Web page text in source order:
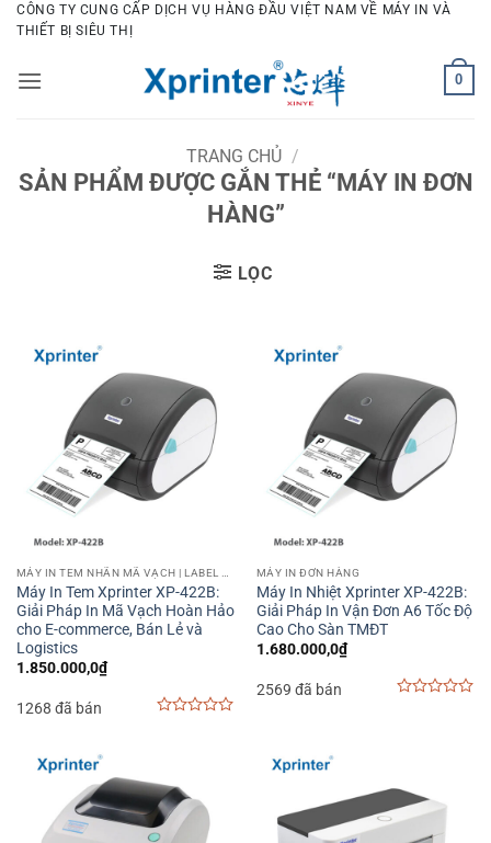
Bỏ
qua
dung
CÔNG TY CUNG CẤP DỊCH VỤ HÀNG ĐẦU VIỆT NAM VỀ MÁY IN VÀ
THIẾT BỊ SIÊU THỊ
0
TRANG CHỦ /
SẢN PHẨM ĐƯỢC GẮN THẺ “MÁY IN ĐƠN
HÀNG”
LỌC
Máy In Tem Xprinter XP-422B:
Giải Pháp In Mã Vạch Hoàn Hảo
cho E-commerce, Bán Lẻ và
Logistics
1.850.000,0₫
1268 đã bán
MÁY IN ĐƠN HÀNG
Máy In Nhiệt Xprinter XP-422B:
Giải Pháp In Vận Đơn A6 Tốc Độ
Cao Cho Sàn TMĐT
1.680.000,0₫
2569 đã bán